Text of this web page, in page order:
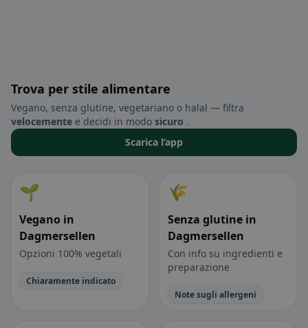
Trova per stile alimentare
Vegano, senza glutine, vegetariano o halal — filtra
velocemente e decidi in modo sicuro .
Scarica l’app
🌱
Vegano in
Dagmersellen
Opzioni 100% vegetali
Chiaramente indicato
🌾
Senza glutine in
Dagmersellen
Con info su ingredienti e
preparazione
Note sugli allergeni